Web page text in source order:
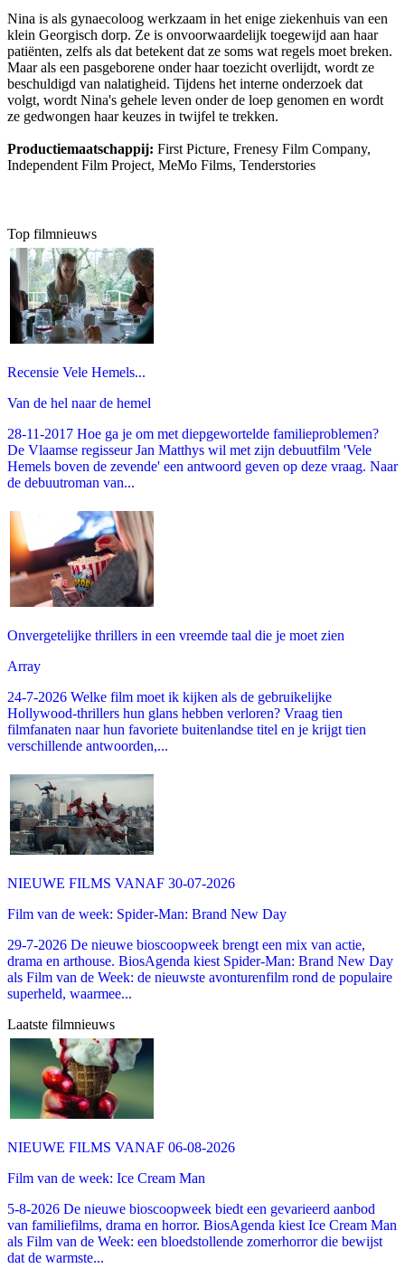
Nina is als gynaecoloog werkzaam in het enige ziekenhuis van een
klein Georgisch dorp. Ze is onvoorwaardelijk toegewijd aan haar
patiënten, zelfs als dat betekent dat ze soms wat regels moet breken.
Maar als een pasgeborene onder haar toezicht overlijdt, wordt ze
beschuldigd van nalatigheid. Tijdens het interne onderzoek dat
volgt, wordt Nina's gehele leven onder de loep genomen en wordt
ze gedwongen haar keuzes in twijfel te trekken.
Productiemaatschappij: First Picture, Frenesy Film Company,
Independent Film Project, MeMo Films, Tenderstories
Top filmnieuws
Recensie Vele Hemels...
Van de hel naar de hemel
28-11-2017 Hoe ga je om met diepgewortelde familieproblemen?
De Vlaamse regisseur Jan Matthys wil met zijn debuutfilm 'Vele
Hemels boven de zevende' een antwoord geven op deze vraag. Naar
de debuutroman van...
Onvergetelijke thrillers in een vreemde taal die je moet zien
Array
24-7-2026 Welke film moet ik kijken als de gebruikelijke
Hollywood-thrillers hun glans hebben verloren? Vraag tien
filmfanaten naar hun favoriete buitenlandse titel en je krijgt tien
verschillende antwoorden,...
NIEUWE FILMS VANAF 30-07-2026
Film van de week: Spider-Man: Brand New Day
29-7-2026 De nieuwe bioscoopweek brengt een mix van actie,
drama en arthouse. BiosAgenda kiest Spider-Man: Brand New Day
als Film van de Week: de nieuwste avonturenfilm rond de populaire
superheld, waarmee...
Laatste filmnieuws
NIEUWE FILMS VANAF 06-08-2026
Film van de week: Ice Cream Man
5-8-2026 De nieuwe bioscoopweek biedt een gevarieerd aanbod
van familiefilms, drama en horror. BiosAgenda kiest Ice Cream Man
als Film van de Week: een bloedstollende zomerhorror die bewijst
dat de warmste...